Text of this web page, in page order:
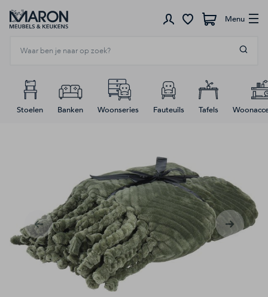
Menu
Meubels
Verlichting
Elke zondag open
Stoelen Banken Woonseries Fauteuils Tafels
afbeeldingen-
gallerij